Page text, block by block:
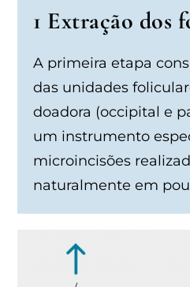
1 Extração dos
A primeira etapa
das unidades
doadora (occipital e
um instrumento
microincisões
naturalmente em